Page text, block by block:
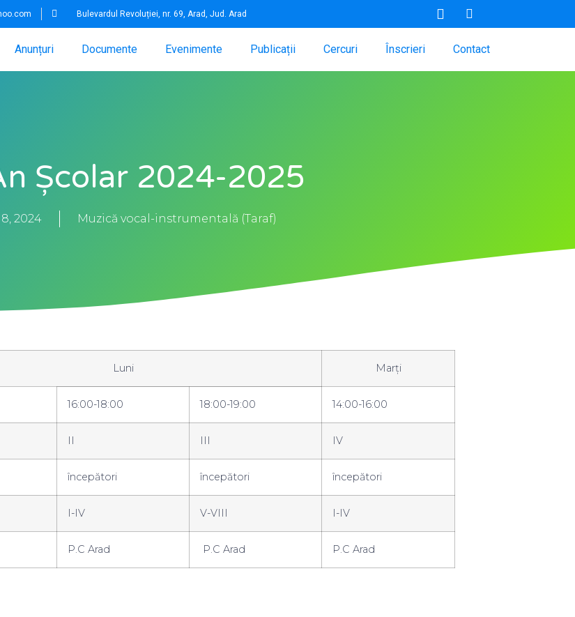
Bulevardul Revoluției, nr. 69, Arad, Jud. Arad
Anunțuri Documente Evenimente Publicații Cercuri Înscrieri Contact
Școlar 2024-2025
2024 Muzică vocal-instrumentală (Taraf)
Luni Marți
16:00-18:00 18:00-19:00 14:00-16:00
II III IV
începători începători începători
I-IV V-VIII I-IV
P.C Arad P.C Arad P.C Arad